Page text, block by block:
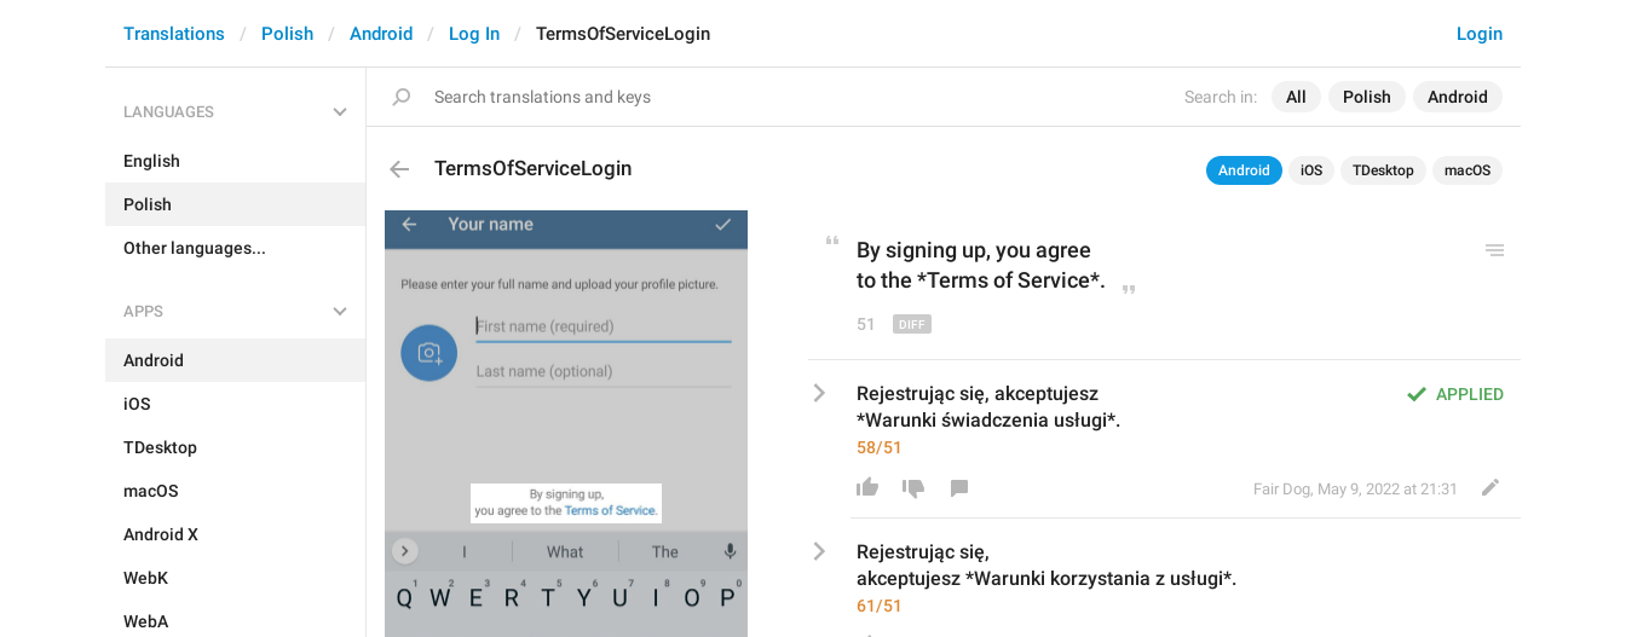
Search in: All Polish Android
Login
Translations Polish Android Log In TermsOfServiceLogin
LANGUAGES
English
Polish
Other languages...
APPS
Android
iOS
TDesktop
macOS
Android X
WebK
WebA
TermsOfServiceLogin Android iOS TDesktop macOS
By signing up, you agree
tothe *Terms of Service*.
51
APPLIED
Rejestrując się, akceptujesz
*Warunki świadczenia usługi*.
58/51
Fair Dog, May 9, 2022 at 21:31
Rejestrując się,
akceptujesz *Warunki korzystania z usługi*.
61/51